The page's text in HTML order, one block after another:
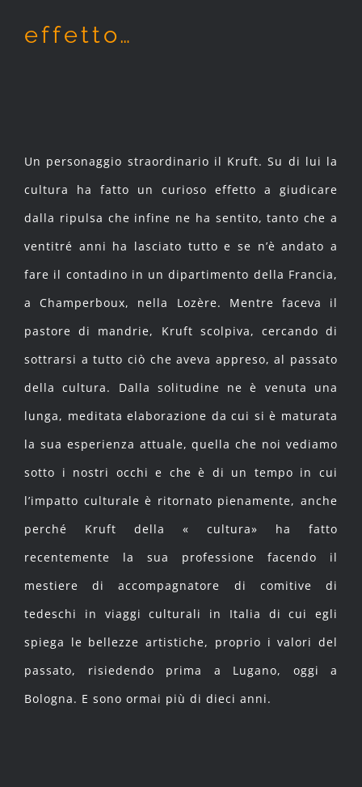
effetto…
Un personaggio straordinario il Kruft. Su di lui la
cultura ha fatto un curioso effetto a giudicare
dalla ripulsa che infine ne ha sentito, tanto che a
ventitré anni ha lasciato tutto e se n’è andato a
fare il contadino in un dipartimento della Francia,
a Champerboux, nella Lozère. Mentre faceva il
pastore di mandrie, Kruft scolpiva, cercando di
sottrarsi a tutto ciò che aveva appreso, al passato
della cultura. Dalla solitudine ne è venuta una
lunga, meditata elaborazione da cui si è maturata
la sua esperienza attuale, quella che noi vediamo
sotto i nostri occhi e che è di un tempo in cui
l’impatto culturale è ritornato pienamente, anche
perché Kruft della « cultura» ha fatto
recentemente la sua professione facendo il
mestiere di accompagnatore di comitive di
tedeschi in viaggi culturali in Italia di cui egli
spiega le bellezze artistiche, proprio i valori del
passato, risiedendo prima a Lugano, oggi a
Bologna. E sono ormai più di dieci anni.